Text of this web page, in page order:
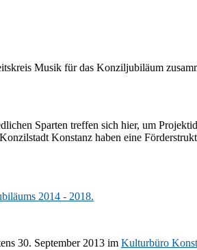
Musik für das Konziljubiläum
Sparten treffen sich hier, um
Konstanz haben eine
2014 - 2018.
30. September 2013 im Kulturbüro